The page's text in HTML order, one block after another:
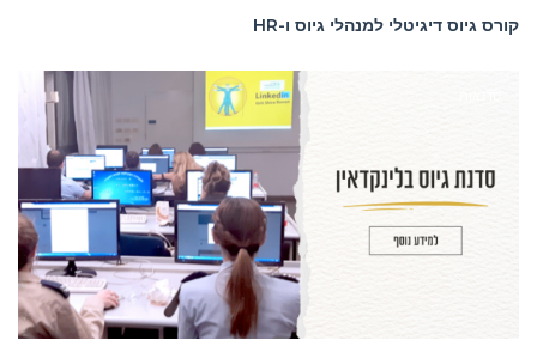
קורס גיוס דיגיטלי למנהלי גיוס ו-HR